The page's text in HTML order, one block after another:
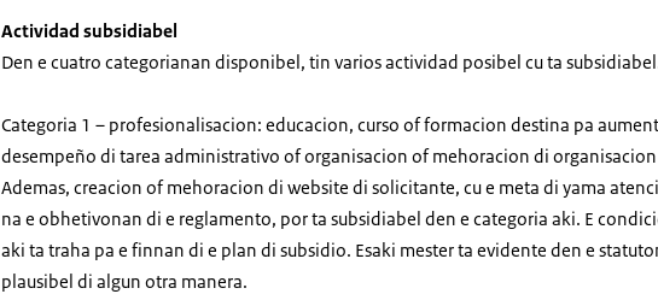
Actividad subsidiabel
Den e cuatro categorianan disponibel, tin varios actividad posibel cu ta
Categoria 1 – profesionalisacion: educacion, curso of formacion destina pa
desempeño di tarea administrativo of organisacion of mehoracion di
Ademas, creacion of mehoracion di website di solicitante, cu e meta di yama
na e obhetivonan di e reglamento, por ta subsidiabel den e categoria aki. E
aki ta traha pa e finnan di e plan di subsidio. Esaki mester ta evidente den e
plausibel di algun otra manera.